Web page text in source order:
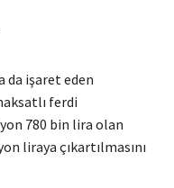
da işaret eden
ferdi
780 bin lira olan
liraya çıkartılmasını